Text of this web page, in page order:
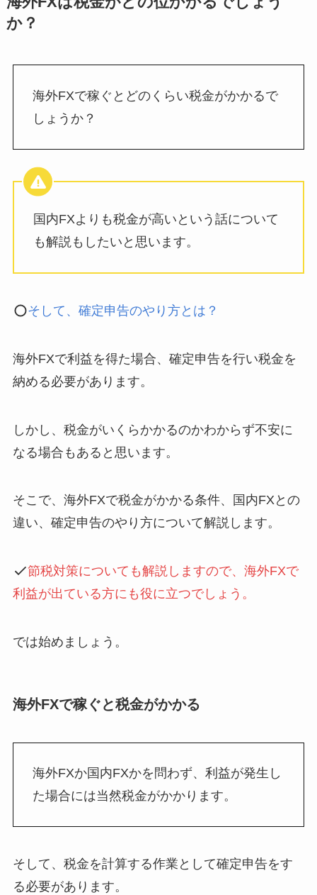
か？
海外FXで稼ぐとどのくらい税金がかかるで
しょうか？
国内FXよりも税金が高いという話について
も解説もしたいと思います。
そして、確定申告のやり方とは？
海外FXで利益を得た場合、確定申告を行い税金を
納める必要があります。
しかし、税金がいくらかかるのかわからず不安に
なる場合もあると思います。
そこで、海外FXで税金がかかる条件、国内FXとの
違い、確定申告のやり方について解説します。
節税対策についても解説しますので、海外FXで
利益が出ている方にも役に立つでしょう。
では始めましょう。
海外FXで稼ぐと税金がかかる
海外FXか国内FXかを問わず、利益が発生し
た場合には当然税金がかかります。
そして、税金を計算する作業として確定申告をす
る必要があります。